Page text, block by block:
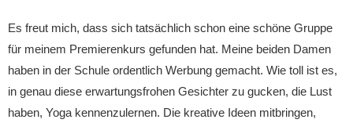
Es freut mich, dass sich tatsächlich schon eine schöne Gruppe
für meinem Premierenkurs gefunden hat. Meine beiden Damen
haben in der Schule ordentlich Werbung gemacht. Wie toll ist es,
in genau diese erwartungsfrohen Gesichter zu gucken, die Lust
haben, Yoga kennenzulernen. Die kreative Ideen mitbringen,